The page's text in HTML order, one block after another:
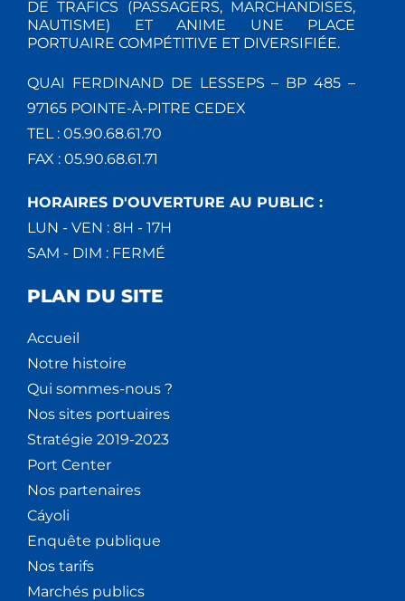
DE TRAFICS (PASSAGERS, MARCHANDISES,
NAUTISME) ET ANIME UNE PLACE
PORTUAIRE COMPÉTITIVE ET DIVERSIFIÉE.
QUAI FERDINAND DE LESSEPS – BP 485 –
97165 POINTE-À-PITRE CEDEX
TEL : 05.90.68.61.70
FAX : 05.90.68.61.71
HORAIRES D'OUVERTURE AU PUBLIC :
LUN - VEN : 8H - 17H
SAM - DIM : FERMÉ
PLAN DU SITE
Accueil
Notre histoire
Qui sommes-nous ?
Nos sites portuaires
Stratégie 2019-2023
Port Center
Nos partenaires
Cáyoli
Enquête publique
Nos tarifs
Marchés publics